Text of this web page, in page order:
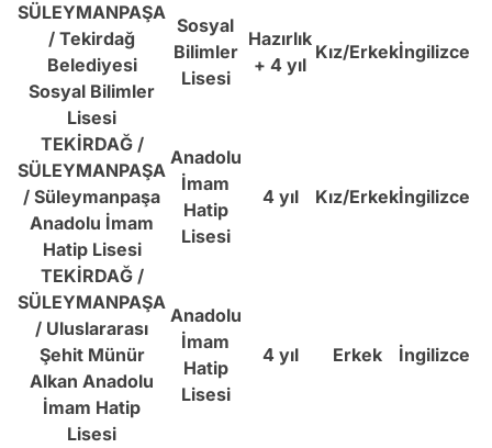
SÜLEYMANPAŞA
/ Tekirdağ
Belediyesi
Sosyal Bilimler
Lisesi
Sosyal
Bilimler
Lisesi
Hazırlık
+ 4 yıl
Kız/Erkekİngilizce
TEKİRDAĞ /
SÜLEYMANPAŞA
/ Süleymanpaşa
Anadolu İmam
Hatip Lisesi
Anadolu
İmam
Hatip
Lisesi
4 yıl Kız/Erkekİngilizce
TEKİRDAĞ /
SÜLEYMANPAŞA
/ Uluslararası
Şehit Münür
Alkan Anadolu
İmam Hatip
Lisesi
Anadolu
İmam
Hatip
Lisesi
4 yıl Erkek İngilizce